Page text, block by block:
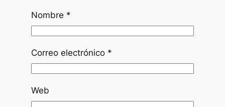
Nombre *
Correo electrónico *
Web